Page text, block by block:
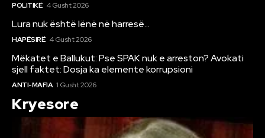
POLITIKË 4 Gusht 2026
Lura nuk është lënë në harresë…
HAPËSIRË 4 Gusht 2026
Mëkatet e Ballukut: Pse SPAK nuk e arreston? Avokati
sjell faktet: Dosja ka elemente korrupsioni
ANTI-MAFIA 1 Gusht 2026
Kryesore